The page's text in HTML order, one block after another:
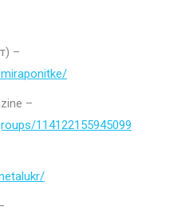
–
–
114122155945099